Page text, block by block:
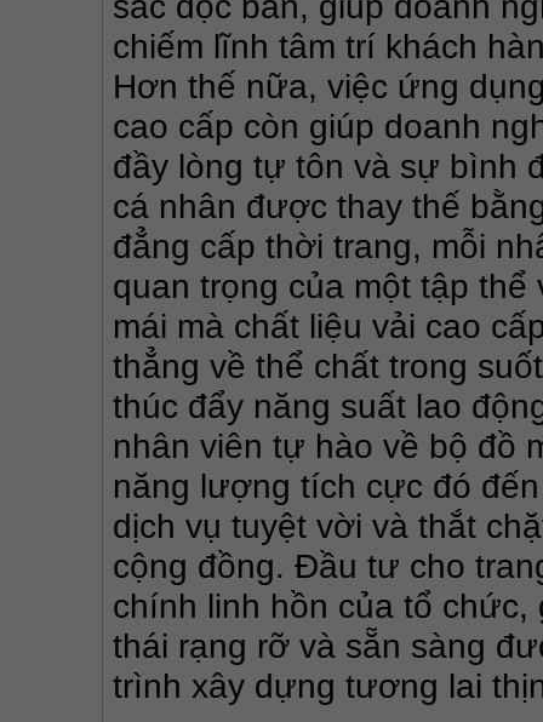
chiếm lĩnh tâm trí khách
Hơn thế nữa, việc ứng
cao cấp còn giúp doanh
đầy lòng tự tôn và sự bình
cá nhân được thay thế
đẳng cấp thời trang, mỗi
quan trọng của một tập
mái mà chất liệu vải cao
thẳng về thể chất trong
thúc đẩy năng suất lao
nhân viên tự hào về bộ đồ
năng lượng tích cực đó
dịch vụ tuyệt vời và thắt
cộng đồng. Đầu tư cho
chính linh hồn của tổ
thái rạng rỡ và sẵn sàng
trình xây dựng tương lai